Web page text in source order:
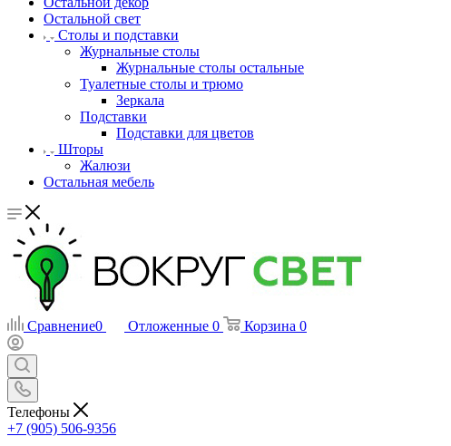
Остальной свет
Столы и подставки
Журнальные столы
Журнальные столы остальные
Туалетные столы и трюмо
Зеркала
Подставки
Подставки для цветов
Шторы
Жалюзи
Остальная мебель
Сравнение0 Отложенные 0 Корзина 0
Телефоны
+7 (905) 506-9356